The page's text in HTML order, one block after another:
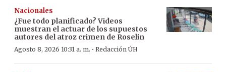
Nacionales
¿Fue todo planificado? Videos
muestran el actuar de los supuestos
autores del atroz crimen de Roselin
Agosto 8, 2026 10:31 a. m. · Redacción ÚH